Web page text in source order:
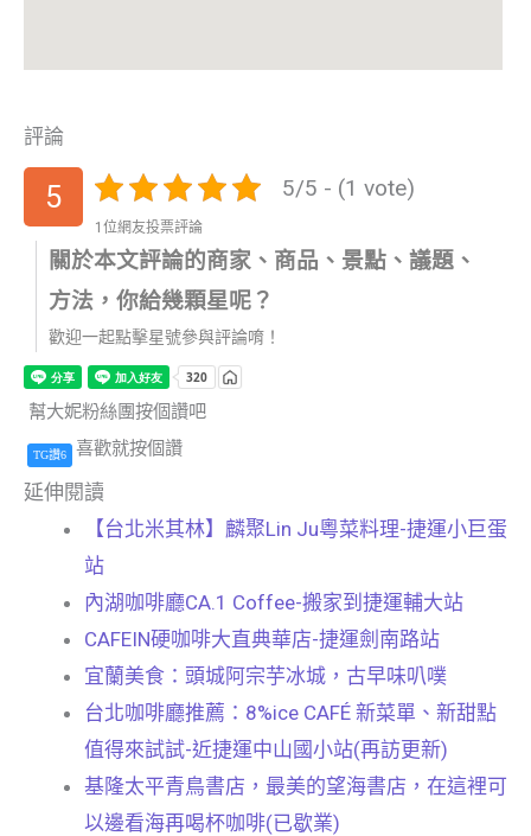
評論
5 5/5 - (1 vote)
1位網友投票評論
關於本文評論的商家、商品、景點、議題、
方法，你給幾顆星呢？
歡迎一起點擊星號參與評論唷！
幫大妮粉絲團按個讚吧
TG讚6 喜歡就按個讚
延伸閱讀
【台北米其林】麟聚Lin Ju粵菜料理-捷運小巨蛋
站
內湖咖啡廳CA.1 Coffee-搬家到捷運輔大站
CAFEIN硬咖啡大直典華店-捷運劍南路站
宜蘭美食：頭城阿宗芋冰城，古早味叭噗
台北咖啡廳推薦：8%ice CAFÉ 新菜單、新甜點
值得來試試-近捷運中山國小站(再訪更新)
基隆太平青鳥書店，最美的望海書店，在這裡可
以邊看海再喝杯咖啡(已歇業)